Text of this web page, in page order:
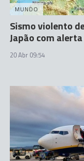
MUNDO
Sismo violento
Japão com
20 Abr 09:54